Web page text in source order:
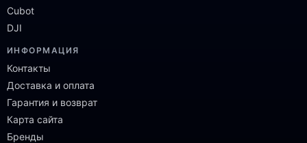
Cubot
DJI
ИНФОРМАЦИЯ
Контакты
Доставка и оплата
Гарантия и возврат
Карта сайта
Бренды